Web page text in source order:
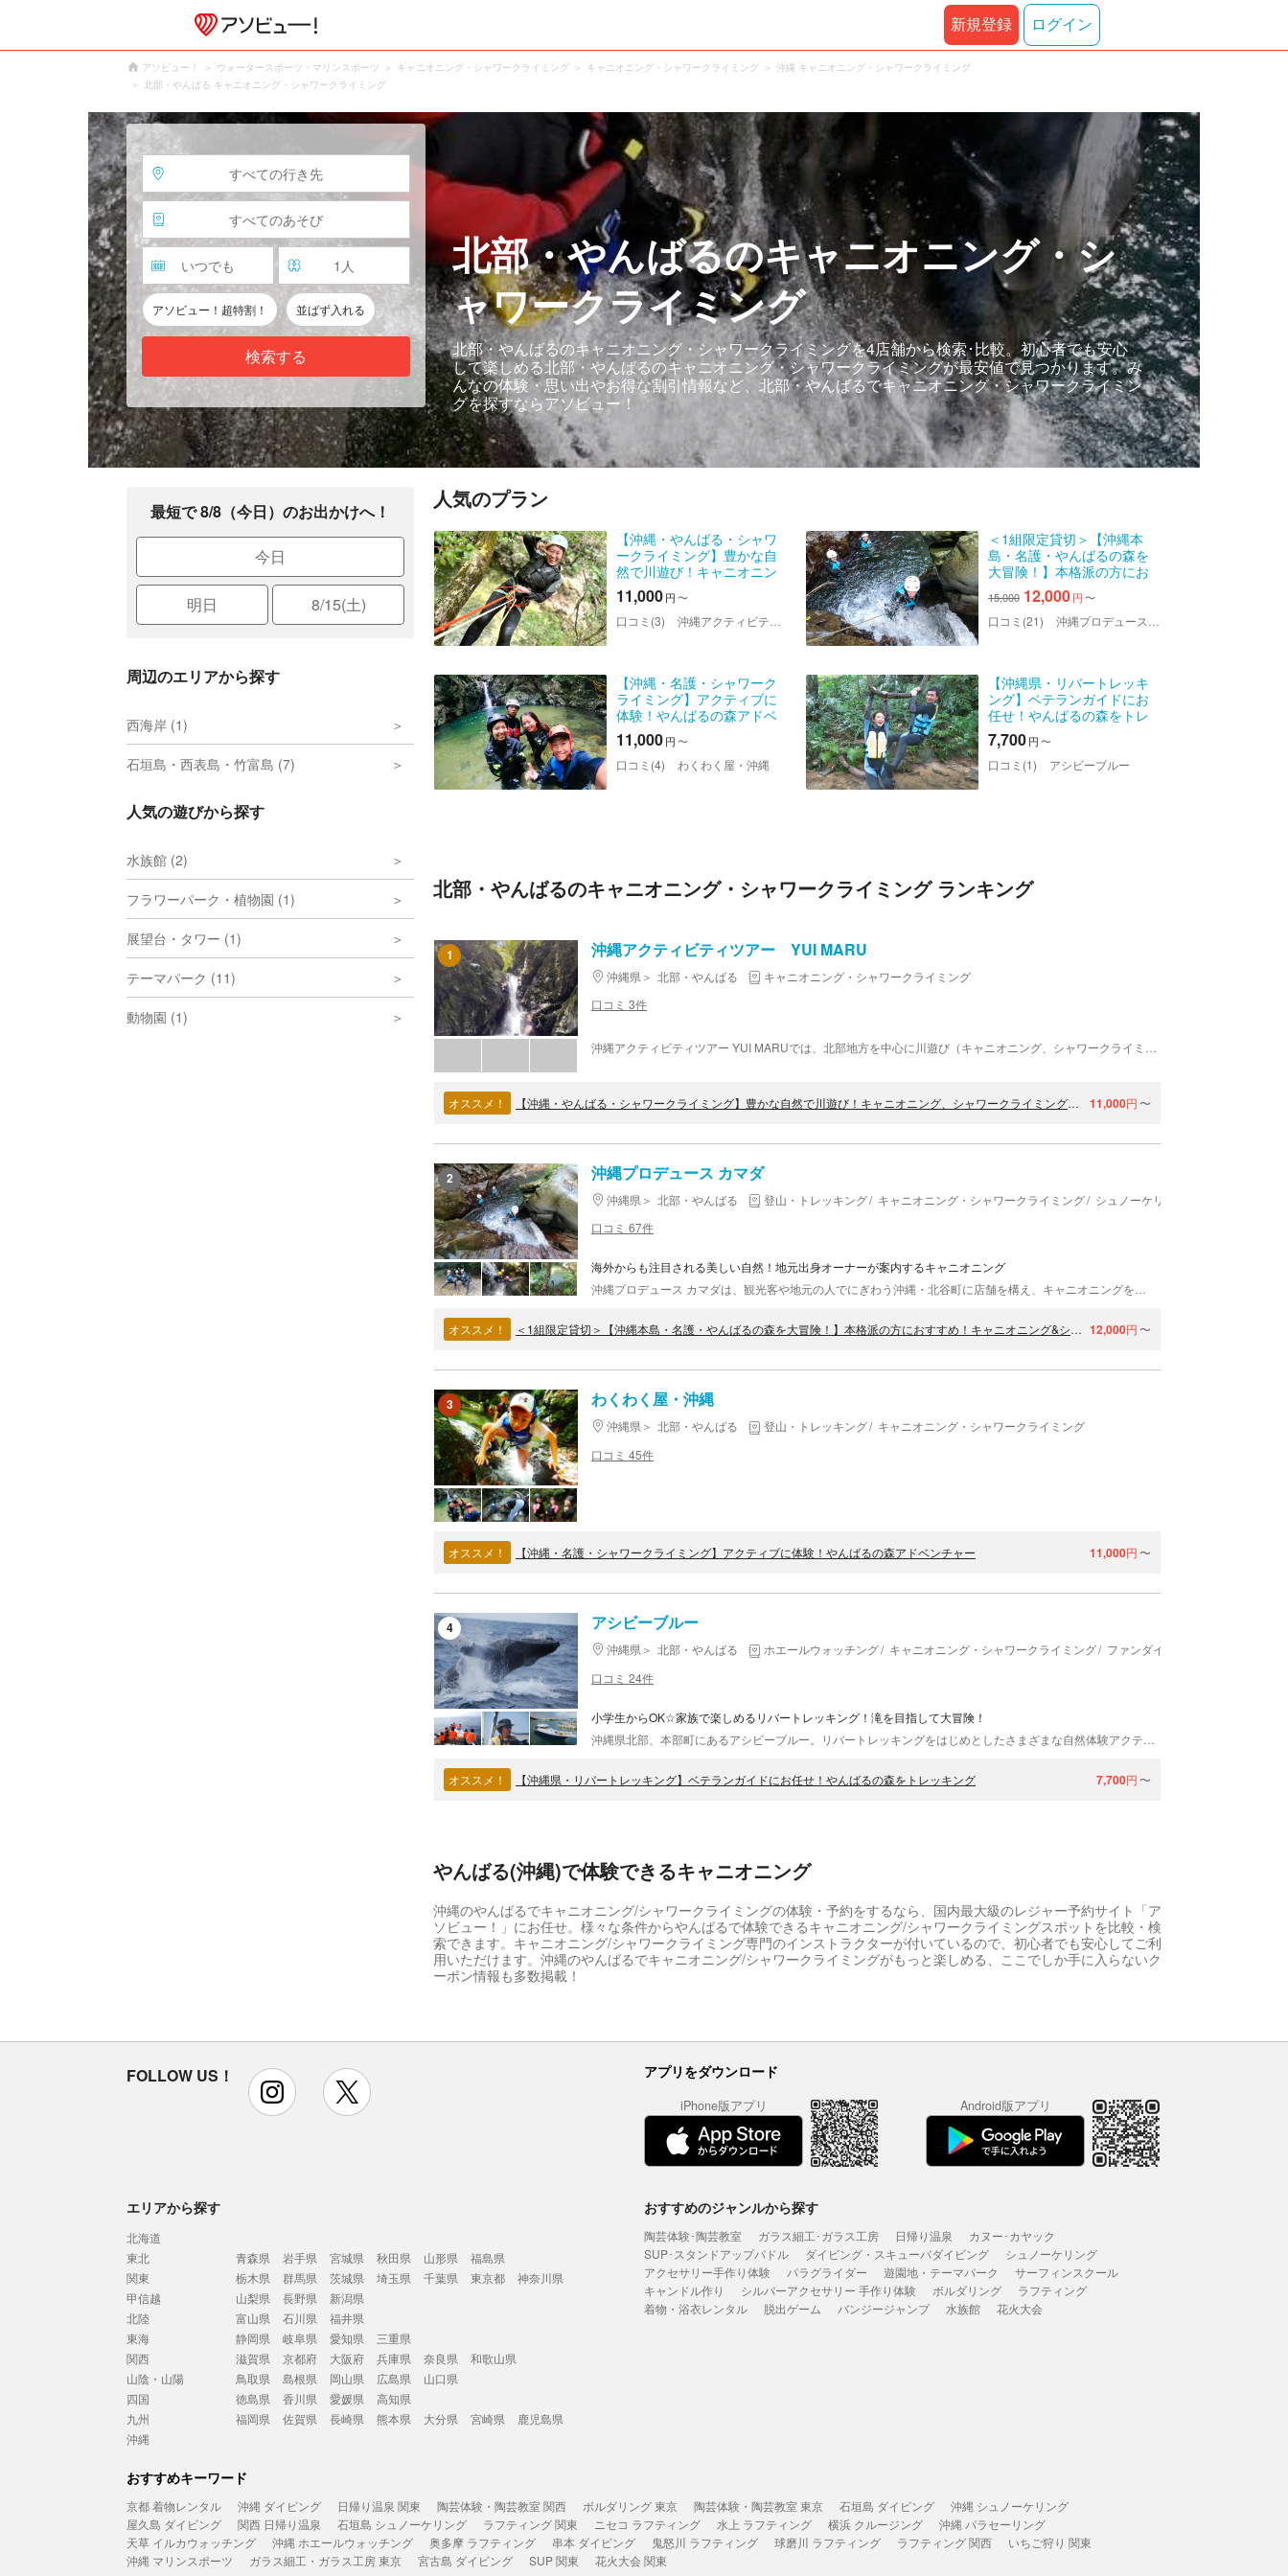
新規登録 ログイン
アソビュー！ ウォータースポーツ・マリンスポーツ キャニオニング・シャワークライミング キャニオニング・シャワークライミング
沖縄 キャニオニング・シャワークライミング
北部・やんばる キャニオニング・シャワークライミング
すべての行き先
すべてのあそび
いつでも 1 人
アソビュー！超特割！ 並ばず入れる
検索する
北部・やんばるのキャニオニング・シ
ャワークライミング
北部・やんばるのキャニオニング・シャワークライミングを4店舗から検索･比較。初心者でも安心
して楽しめる北部・やんばるのキャニオニング・シャワークライミングが最安値で見つかります。み
んなの体験・思い出やお得な割引情報など、北部・やんばるでキャニオニング・シャワークライミン
グを探すならアソビュー！
最短で 8/8（今日）のお出かけへ！
今日
明日 8/15(土)
周辺のエリアから探す
西海岸 (1)
石垣島・西表島・竹富島 (7)
人気の遊びから探す
水族館 (2)
フラワーパーク・植物園 (1)
展望台・タワー (1)
テーマパーク (11)
動物園 (1)
人気のプラン
【沖縄・やんばる・シャワ
ークライミング】豊かな自
然で川遊び！キャニオニン
グ、シャワークライミング
など、非日常なスリル体
験！
11,000円 〜
口コミ(3) 沖縄アクティビティツアー YUI MARU
＜1組限定貸切＞【沖縄本
島・名護・やんばるの森を
大冒険！】本格派の方にお
すすめ！キャニオニング&シ
ャワークライミング（180
分・写真&動画プレゼント）
15,000 12,000円 〜
口コミ(21) 沖縄プロデュース カマダ
【沖縄・名護・シャワーク
ライミング】アクティブに
体験！やんばるの森アドベ
ンチャー
11,000円 〜
口コミ(4) わくわく屋・沖縄
【沖縄県・リバートレッキ
ング】ベテランガイドにお
任せ！やんばるの森をトレ
ッキング
7,700円 〜
口コミ(1) アシビーブルー
北部・やんばるのキャニオニング・シャワークライミング ランキング
1 沖縄アクティビティツアー YUI MARU
沖縄県 北部・やんばる
キャニオニング・シャワークライミング
口コミ 3件
オススメ！ 【沖縄・やんばる・シャワークライミング】豊かな自然で川遊び！キャニオニング、シャワークライミングなど、非日常なスリル体験！ 11,000円 〜
2 沖縄プロデュース カマダ
沖縄県 北部・やんばる 登山・トレッキング キャニオニング・シャワークライミング シュノーケリング
口コミ 67件
海外からも注目される美しい自然！地元出身オーナーが案内するキャニオニング
オススメ！ ＜1組限定貸切＞【沖縄本島・名護・やんばるの森を大冒険！】本格派の方におすすめ！キャニオニング&シャワークライミング（180分・写真&動画プレゼント） 12,000円 〜
3 わくわく屋・沖縄
沖縄県 北部・やんばる 登山・トレッキング
キャニオニング・シャワークライミング
口コミ 45件
オススメ！ 【沖縄・名護・シャワークライミング】アクティブに体験！やんばるの森アドベンチャー 11,000円 〜
4 アシビーブルー
沖縄県 北部・やんばる ホエールウォッチング キャニオニング・シャワークライミング ファンダイビング
口コミ 24件
小学生からOK☆家族で楽しめるリバートレッキング！滝を目指して大冒険！
オススメ！ 【沖縄県・リバートレッキング】ベテランガイドにお任せ！やんばるの森をトレッキング 7,700円 〜
やんばる(沖縄)で体験できるキャニオニング
沖縄のやんばるでキャニオニング/シャワークライミングの体験・予約をするなら、国内最大級のレジャー予約サイト「ア
ソビュー！」にお任せ。様々な条件からやんばるで体験できるキャニオニング/シャワークライミングスポットを比較・検
索できます。キャニオニング/シャワークライミング専門のインストラクターが付いているので、初心者でも安心してご利
用いただけます。沖縄のやんばるでキャニオニング/シャワークライミングがもっと楽しめる、ここでしか手に入らないク
ーポン情報も多数掲載！
FOLLOW US！ instagram アプリをダウンロード
iPhone版アプリ Android版アプリ
エリアから探す
北海道
東北
青森県 岩手県 宮城県 秋田県 山形県
福島県
関東
栃木県 群馬県 茨城県 埼玉県 千葉県 東京都
神奈川県
甲信越
山梨県 長野県
新潟県
北陸
富山県 石川県
福井県
東海
静岡県 岐阜県 愛知県
三重県
関西
滋賀県 京都府 大阪府 兵庫県 奈良県
和歌山県
山陰・山陽
鳥取県 島根県 岡山県 広島県
山口県
四国
徳島県 香川県 愛媛県
高知県
九州
福岡県 佐賀県 長崎県 熊本県 大分県 宮崎県
鹿児島県
沖縄
おすすめのジャンルから探す
陶芸体験･陶芸教室 ガラス細工･ガラス工房 日帰り温泉
カヌー･カヤック
SUP･スタンドアップパドル
ダイビング・スキューバダイビング
シュノーケリング
アクセサリー手作り体験
パラグライダー 遊園地・テーマパーク
サーフィンスクール
キャンドル作り
シルバーアクセサリー 手作り体験 ボルダリング
ラフティング
着物・浴衣レンタル
脱出ゲーム バンジージャンプ 水族館 花火大会
おすすめキーワード
京都 着物レンタル 沖縄 ダイビング 日帰り温泉 関東 陶芸体験・陶芸教室 関西 ボルダリング 東京 陶芸体験・陶芸教室 東京 石垣島 ダイビング
沖縄 シュノーケリング
屋久島 ダイビング
関西 日帰り温泉 石垣島 シュノーケリング ラフティング 関東 ニセコ ラフティング 水上 ラフティング 横浜 クルージング
沖縄 パラセーリング
天草 イルカウォッチング
沖縄 ホエールウォッチング 奥多摩 ラフティング 串本 ダイビング 鬼怒川 ラフティング 球磨川 ラフティング ラフティング 関西
いちご狩り 関東
沖縄 マリンスポーツ
ガラス細工・ガラス工房 東京 宮古島 ダイビング SUP 関東 花火大会 関東